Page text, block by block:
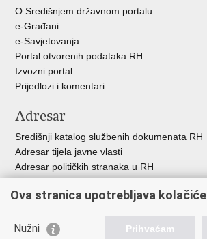
O Središnjem državnom portalu
e-Građani
e-Savjetovanja
Portal otvorenih podataka RH
Izvozni portal
Prijedlozi i komentari
Adresar
Središnji katalog službenih dokumenata RH
Adresar tijela javne vlasti
Adresar političkih stranaka u RH
Besplatni telefoni javne uprave
Ova stranica upotrebljava kolačiće
Nužni Prihvaćam